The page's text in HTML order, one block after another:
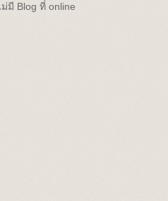
มี Blog ที่ online